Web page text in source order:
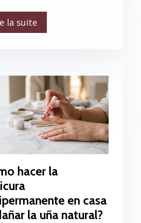
la suite
hacer la
en casa
la uña natural?